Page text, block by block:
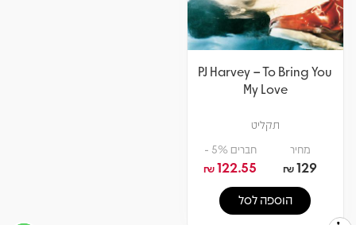
PJ Harvey – To Bring You
My Love
תקליט
מחיר
129
₪
חברים 5% -
122.55
₪
הוספה לסל